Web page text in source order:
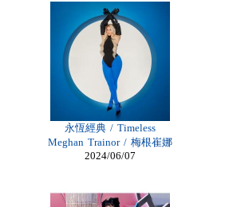
永恆經典 / Timeless
Meghan Trainor / 梅根崔娜
2024/06/07